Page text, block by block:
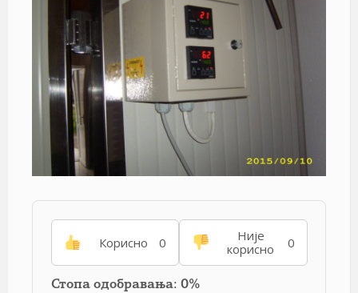
Корисно 0
Није
корисно
0
Стопа одобравања: 0%